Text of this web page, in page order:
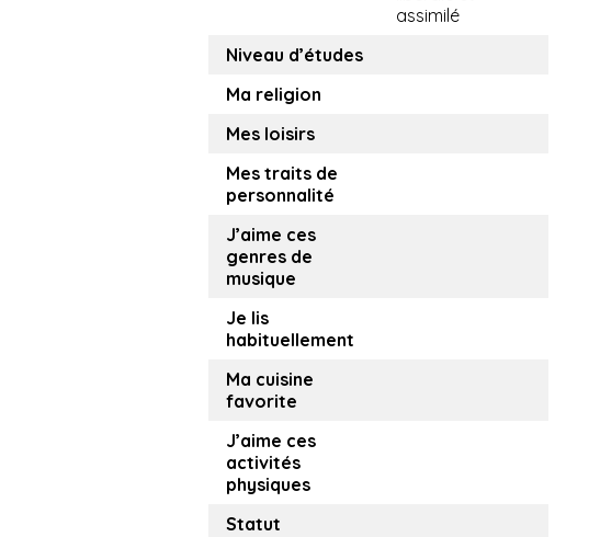
assimilé
Niveau d’études
Ma religion
Mes loisirs
Mes traits de
personnalité
J’aime ces
genres de
musique
Je lis
habituellement
Ma cuisine
favorite
J’aime ces
activités
physiques
Statut